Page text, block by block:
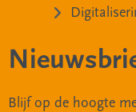
Blijf op de hoogte